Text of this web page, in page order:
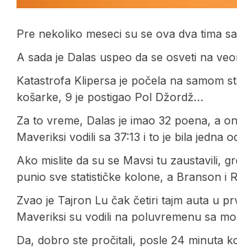
Pre nekoliko meseci su se ova dva tima
A sada je Dalas uspeo da se osveti na
Katastrofa Klipersa je počela na samom
košarke, 9 je postigao Pol Džordž…
Za to vreme, Dalas je imao 32 poena, a
Maveriksi vodili sa 37:13 i to je bila jedna
Ako mislite da su se Mavsi tu zaustavili,
punio sve statističke kolone, a Branson i
Zvao je Tajron Lu čak četiri tajm auta u
Maveriksi su vodili na poluvremenu sa
Da, dobro ste pročitali, posle 24 minuta